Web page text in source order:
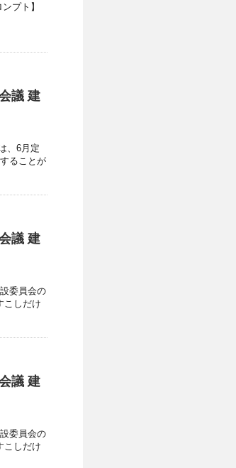
プト】
議 建
、6月定
ることが
議 建
委員会の
こしだけ
議 建
委員会の
こしだけ